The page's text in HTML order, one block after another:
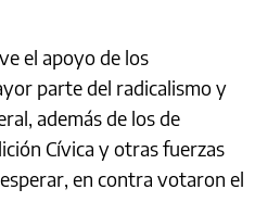
el apoyo de los
parte del radicalismo y
además de los de
Cívica y otras fuerzas
en contra votaron el